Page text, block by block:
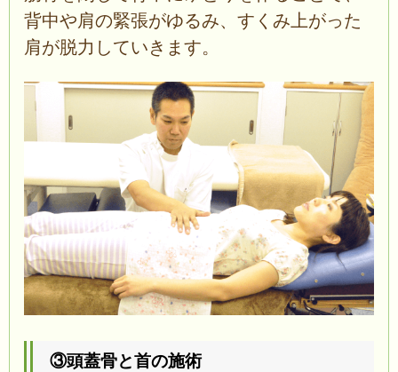
背中や肩の緊張がゆるみ、すくみ上がった
肩が脱力していきます。
③頭蓋骨と首の施術